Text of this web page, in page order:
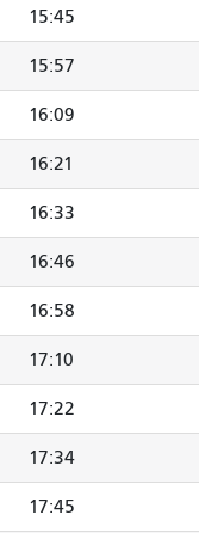
15:45
15:57
16:09
16:21
16:33
16:46
16:58
17:10
17:22
17:34
17:45